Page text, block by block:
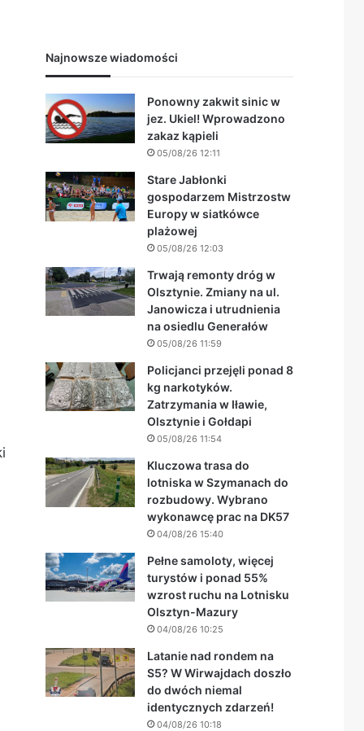
Najnowsze wiadomości
Ponowny zakwit sinic w
jez. Ukiel! Wprowadzono
zakaz kąpieli
05/08/26 12:11
Stare Jabłonki
gospodarzem Mistrzostw
Europy w siatkówce
plażowej
05/08/26 12:03
Trwają remonty dróg w
Olsztynie. Zmiany na ul.
Janowicza i utrudnienia
na osiedlu Generałów
05/08/26 11:59
Policjanci przejęli ponad 8
kg narkotyków.
Zatrzymania w Iławie,
Olsztynie i Gołdapi
05/08/26 11:54
Kluczowa trasa do
lotniska w Szymanach do
rozbudowy. Wybrano
wykonawcę prac na DK57
04/08/26 15:40
Pełne samoloty, więcej
turystów i ponad 55%
wzrost ruchu na Lotnisku
Olsztyn-Mazury
04/08/26 10:25
Latanie nad rondem na
S5? W Wirwajdach doszło
do dwóch niemal
identycznych zdarzeń!
04/08/26 10:18